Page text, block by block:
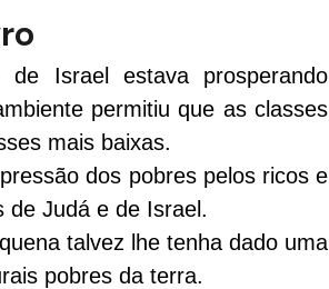
Israel estava prosperando
permitiu que as classes
mais baixas.
dos pobres pelos ricos e
de Judá e de Israel.
talvez lhe tenha dado uma
pobres da terra.